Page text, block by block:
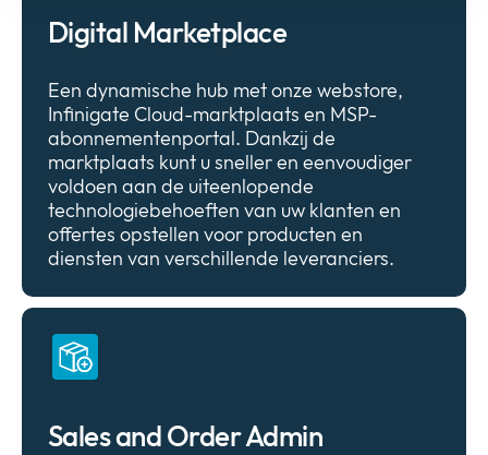
Digital Marketplace
Een dynamische hub met onze webstore,
Infinigate Cloud-marktplaats en MSP-
abonnementenportal. Dankzij de
marktplaats kunt u sneller en eenvoudiger
voldoen aan de uiteenlopende
technologiebehoeften van uw klanten en
offertes opstellen voor producten en
diensten van verschillende leveranciers.
Sales and Order Admin